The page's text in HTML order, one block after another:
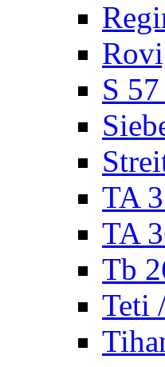
S
TA
TA
Tb
Teti